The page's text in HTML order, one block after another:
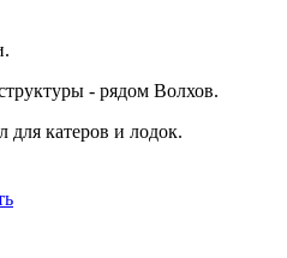
- рядом Волхов.
для катеров и лодок.